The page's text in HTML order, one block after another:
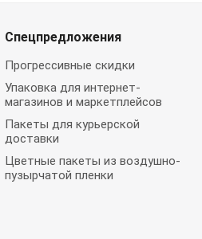
Спецпредложения
Прогрессивные скидки
Упаковка для интернет-
магазинов и маркетплейсов
Пакеты для курьерской
доставки
Цветные пакеты из воздушно-
пузырчатой пленки